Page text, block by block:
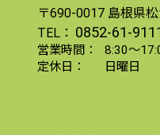
〒690-0017 島根県
TEL： 0852-61-
営業時間：
8:30〜
定休日：
日曜日